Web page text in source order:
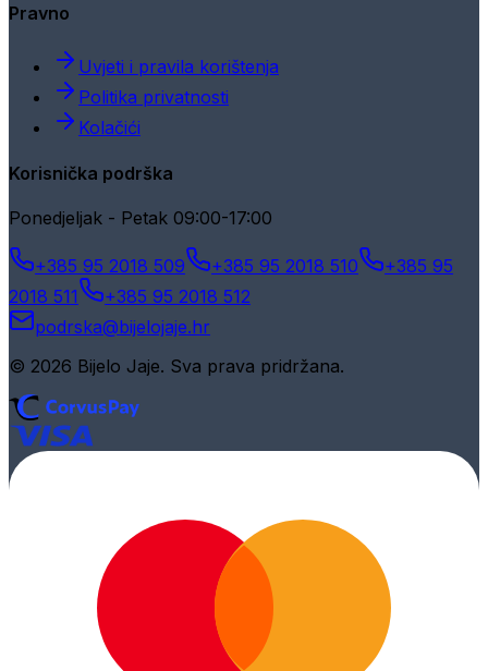
Pravno
Uvjeti i pravila korištenja
Politika privatnosti
Kolačići
Korisnička podrška
Ponedjeljak - Petak 09:00-17:00
+385 95 2018 509 +385 95 2018 510
+385 95
2018 511
+385 95 2018 512
podrska@bijelojaje.hr
© 2026 Bijelo Jaje. Sva prava pridržana.